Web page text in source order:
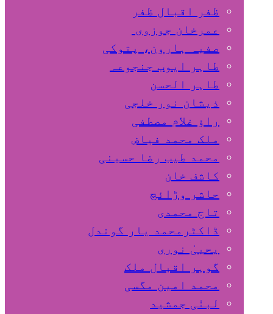
ظفر اقبال ظفر
عمرخان جوزوی
صفیہ ہارون، پتوکی
طاہر ایوب جنجوعہ
طاہر الحسن
ذیشان نور خلجی
راﺅ غلام مصطفی
ملک محمد فیاض
محمد طیب رضا حسینی
کاشف خان
حاشر وڑائچ
تاج محمدی
ڈاکٹرمحمد یار گوندل
گوہر اقبال ملک
محمد امین مگسی
لبنٰی جمشید